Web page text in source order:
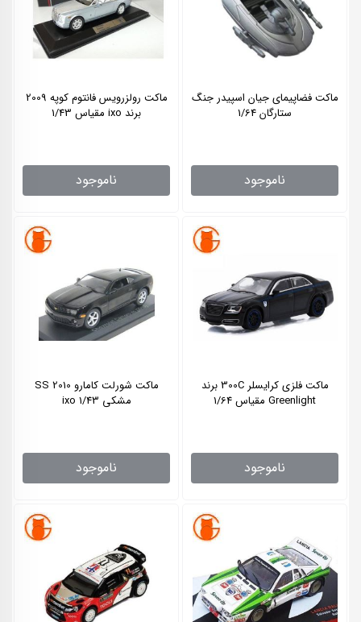
ماکت فضاپیمای جیان اسپیدر جنگ
ستارگان 1/64
ناموجود
ماکت رولزرویس فانتوم کوپه 2009
برند ixo مقیاس 1/43
ناموجود
ماکت فلزی کرایسلر 300C برند
Greenlight مقیاس 1/64
ناموجود
ماکت شورلت کامارو SS 2010
مشکی ixo 1/43
ناموجود